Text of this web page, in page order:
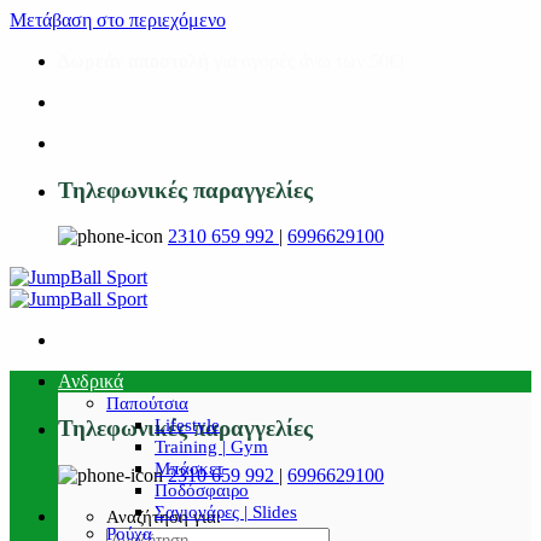
Μετάβαση στο περιεχόμενο
Τηλεφωνικές παραγγελίες
2310 659 992 | 6996629100
Τηλεφωνικές παραγγελίες
2310 659 992 | 6996629100
Αναζήτηση για:
Ανδρικά
Παπούτσια
Lifestyle
Training | Gym
Μπάσκετ
Ποδόσφαιρο
Σαγιονάρες | Slides
Ρούχα